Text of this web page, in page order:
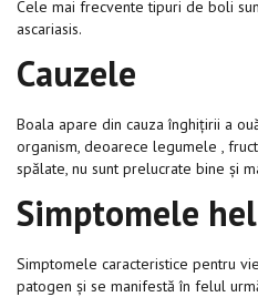
Cele mai frecvente tipuri de boli
ascariasis.
Cauzele
Boala apare din cauza înghițirii a
organism, deoarece legumele ,
spălate, nu sunt prelucrate bine și
Simptomele
Simptomele caracteristice pentru
patogen și se manifestă în felul